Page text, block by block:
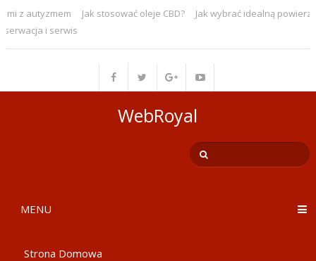
z autyzmem Jak stosować oleje CBD?
Jak wybrać idealną
i serwis
WebRoyal
MENU
Strona Domowa